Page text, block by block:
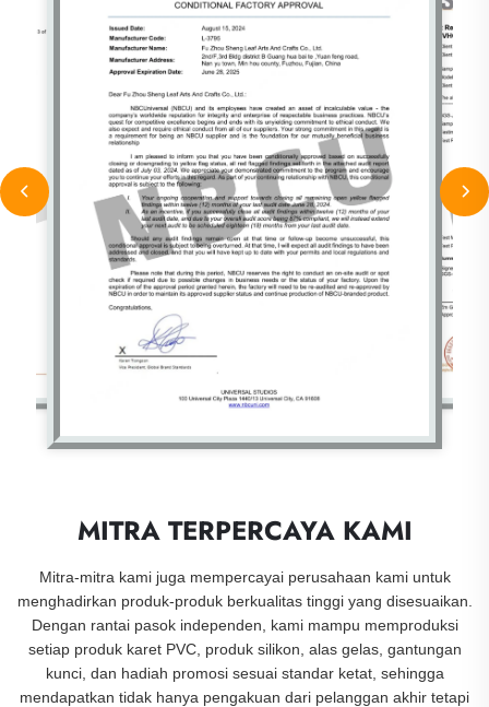
MITRA TERPERCAYA KAMI
Mitra-mitra kami juga mempercayai perusahaan kami untuk
menghadirkan produk-produk berkualitas tinggi yang disesuaikan.
Dengan rantai pasok independen, kami mampu memproduksi
setiap produk karet PVC, produk silikon, alas gelas, gantungan
kunci, dan hadiah promosi sesuai standar ketat, sehingga
mendapatkan tidak hanya pengakuan dari pelanggan akhir tetapi